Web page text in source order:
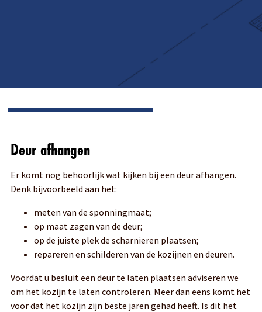
Deur afhangen
Er komt nog behoorlijk wat kijken bij een deur afhangen.
Denk bijvoorbeeld aan het:
meten van de sponningmaat;
op maat zagen van de deur;
op de juiste plek de scharnieren plaatsen;
repareren en schilderen van de kozijnen en deuren.
Voordat u besluit een deur te laten plaatsen adviseren we
om het kozijn te laten controleren. Meer dan eens komt het
voor dat het kozijn zijn beste jaren gehad heeft. Is dit het